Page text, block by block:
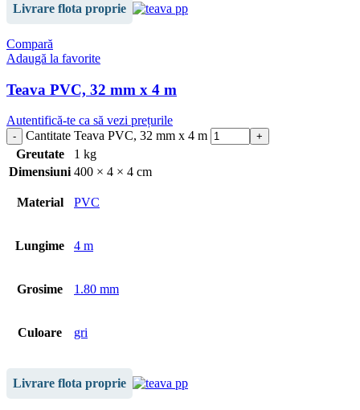
Livrare flota proprie
Compară
Adaugă la favorite
Teava PVC, 32 mm x 4 m
Autentifică-te ca să vezi prețurile
Cantitate Teava PVC, 32 mm x 4 m
Greutate
1 kg
Dimensiuni 400 × 4 × 4 cm
Material PVC
Lungime 4 m
Grosime 1.80 mm
Culoare gri
Livrare flota proprie